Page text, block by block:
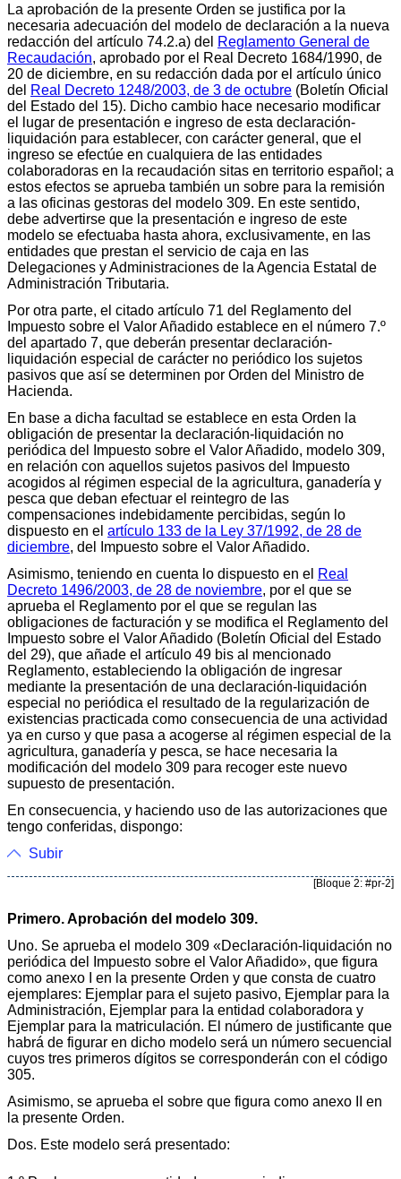
La aprobación de la presente Orden se justifica por la
necesaria adecuación del modelo de declaración a la nueva
redacción del artículo 74.2.a) del Reglamento General de
Recaudación, aprobado por el Real Decreto 1684/1990, de
20 de diciembre, en su redacción dada por el artículo único
del Real Decreto 1248/2003, de 3 de octubre (Boletín Oficial
del Estado del 15). Dicho cambio hace necesario modificar
el lugar de presentación e ingreso de esta declaración-
liquidación para establecer, con carácter general, que el
ingreso se efectúe en cualquiera de las entidades
colaboradoras en la recaudación sitas en territorio español; a
estos efectos se aprueba también un sobre para la remisión
a las oficinas gestoras del modelo 309. En este sentido,
debe advertirse que la presentación e ingreso de este
modelo se efectuaba hasta ahora, exclusivamente, en las
entidades que prestan el servicio de caja en las
Delegaciones y Administraciones de la Agencia Estatal de
Administración Tributaria.
Por otra parte, el citado artículo 71 del Reglamento del
Impuesto sobre el Valor Añadido establece en el número 7.º
del apartado 7, que deberán presentar declaración-
liquidación especial de carácter no periódico los sujetos
pasivos que así se determinen por Orden del Ministro de
Hacienda.
En base a dicha facultad se establece en esta Orden la
obligación de presentar la declaración-liquidación no
periódica del Impuesto sobre el Valor Añadido, modelo 309,
en relación con aquellos sujetos pasivos del Impuesto
acogidos al régimen especial de la agricultura, ganadería y
pesca que deban efectuar el reintegro de las
compensaciones indebidamente percibidas, según lo
dispuesto en el artículo 133 de la Ley 37/1992, de 28 de
diciembre, del Impuesto sobre el Valor Añadido.
Asimismo, teniendo en cuenta lo dispuesto en el Real
Decreto 1496/2003, de 28 de noviembre, por el que se
aprueba el Reglamento por el que se regulan las
obligaciones de facturación y se modifica el Reglamento del
Impuesto sobre el Valor Añadido (Boletín Oficial del Estado
del 29), que añade el artículo 49 bis al mencionado
Reglamento, estableciendo la obligación de ingresar
mediante la presentación de una declaración-liquidación
especial no periódica el resultado de la regularización de
existencias practicada como consecuencia de una actividad
ya en curso y que pasa a acogerse al régimen especial de la
agricultura, ganadería y pesca, se hace necesaria la
modificación del modelo 309 para recoger este nuevo
supuesto de presentación.
En consecuencia, y haciendo uso de las autorizaciones que
tengo conferidas, dispongo:
Subir
[Bloque 2: #pr-2]
Primero. Aprobación del modelo 309.
Uno. Se aprueba el modelo 309 «Declaración-liquidación no
periódica del Impuesto sobre el Valor Añadido», que figura
como anexo I en la presente Orden y que consta de cuatro
ejemplares: Ejemplar para el sujeto pasivo, Ejemplar para la
Administración, Ejemplar para la entidad colaboradora y
Ejemplar para la matriculación. El número de justificante que
habrá de figurar en dicho modelo será un número secuencial
cuyos tres primeros dígitos se corresponderán con el código
305.
Asimismo, se aprueba el sobre que figura como anexo II en
la presente Orden.
Dos. Este modelo será presentado: